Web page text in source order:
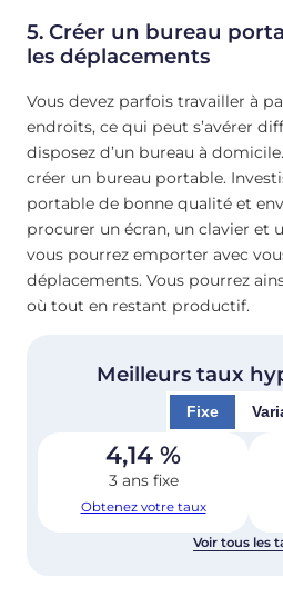
5. Créer un bureau
les déplacements
Vous devez parfois travailler à
endroits, ce qui peut s’avérer
disposez d’un bureau à
créer un bureau portable.
portable de bonne qualité et
procurer un écran, un clavier et
vous pourrez emporter avec
déplacements. Vous pourrez
où tout en restant productif.
Meilleurs taux
Fixe
4,14 %
3 ans fixe
Obtenez votre taux
Voir tous les